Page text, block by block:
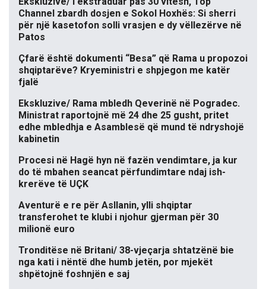
Channel zbardh dosjen e Sokol Hoxhës: Si sherri
për një kasetofon solli vrasjen e dy vëllezërve në
Patos
Çfarë është dokumenti “Besa” që Rama u propozoi
shqiptarëve? Kryeministri e shpjegon me katër
fjalë
Ekskluzive/ Rama mbledh Qeverinë në Pogradec.
Ministrat raportojnë më 24 dhe 25 gusht, pritet
edhe mbledhja e Asamblesë që mund të ndryshojë
kabinetin
Procesi në Hagë hyn në fazën vendimtare, ja kur
do të mbahen seancat përfundimtare ndaj ish-
krerëve të UÇK
Aventurë e re për Asllanin, ylli shqiptar
transferohet te klubi i njohur gjerman për 30
milionë euro
Tronditëse në Britani/ 38-vjeçarja shtatzënë bie
nga kati i nëntë dhe humb jetën, por mjekët
shpëtojnë foshnjën e saj